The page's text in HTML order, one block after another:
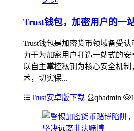
Trust钱包，加密用户的一
Trust钱包是加密货币领域备受
力于为加密用户打造一站式的
以自主掌控私钥为核心安全机
术，切实保...
Trust安卓版下载 qbadmin